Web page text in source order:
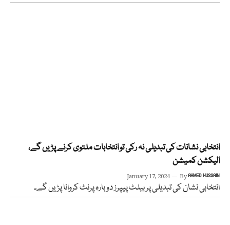
انتخابی نشانات کی تبدیلی نہ رکی تو انتخابات ملتوی کرنے پڑیں گے،
الیکشن کمیشن
January 17, 2024 ByAHMED HUSSAIN
انتخابی نشان کی تبدیلی پر بیلٹ پیپرز دوبارہ پرنٹ کروانا پڑیں گے۔